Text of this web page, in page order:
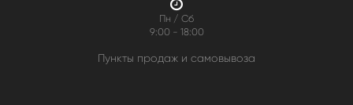
Пн / Сб
9:00 - 18:00
Пункты продаж и самовывоза